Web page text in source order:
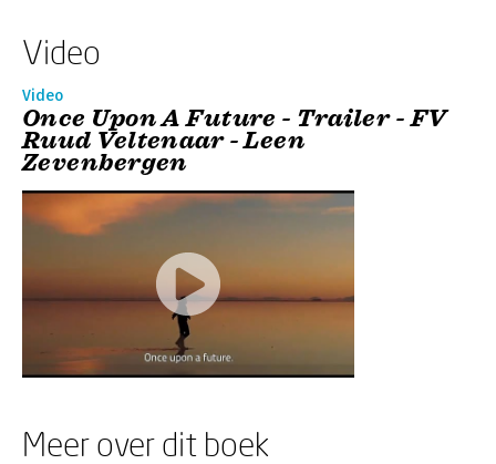
Video
Video
Once Upon A Future - Trailer - FV
Ruud Veltenaar - Leen
Zevenbergen
Meer over dit boek